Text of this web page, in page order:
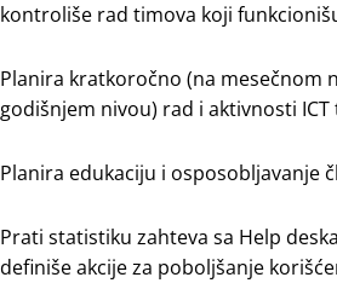
kontroliše rad timova koji
Planira kratkoročno (na mesečnom
godišnjem nivou) rad i aktivnosti ICT
Planira edukaciju i osposobljavanje
Prati statistiku zahteva sa Help
definiše akcije za poboljšanje